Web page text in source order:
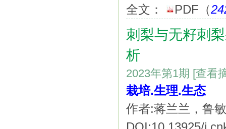
全文：
PDF （
刺梨与无籽刺
析
2023年第1期 [查看
栽培.生理.生态
作者:蒋兰兰，鲁